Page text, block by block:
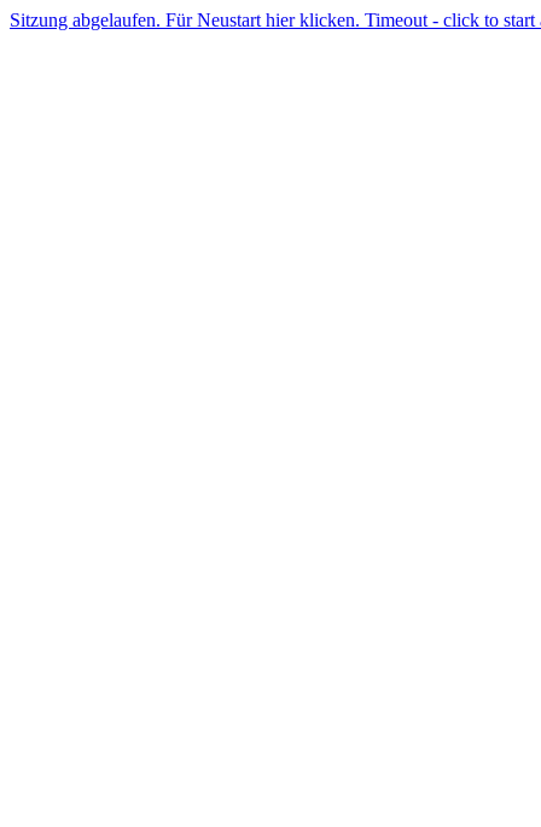
Sitzung abgelaufen. Für Neustart hier klicken. Timeout - click to start